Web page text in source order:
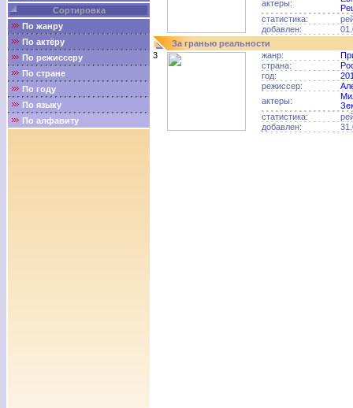
Сортировка
По жанру
По актёру
По режиссеру
По стране
По году
По языку
По алфавиту
актеры:
статистика:
добавлен:
За гранью реальности
3
жанр:
страна:
год:
режиссер:
актеры:
статистика:
добавлен: